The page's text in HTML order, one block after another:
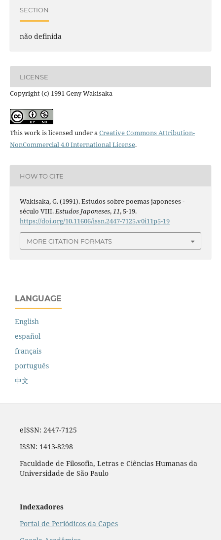
SECTION
não definida
LICENSE
Copyright (c) 1991 Geny Wakisaka
This work is licensed under aCreative Commons Attribution-
NonCommercial 4.0 International License.
HOW TO CITE
Wakisaka, G. (1991). Estudos sobre poemas japoneses -
século VIII.Estudos Japoneses,11, 5-19.
https://doi.org/10.11606/issn.2447-7125.v0i11p5-19
MORE CITATION FORMATS
LANGUAGE
English
español
français
português
中文
eISSN: 2447-7125
ISSN: 1413-8298
Faculdade de Filosofia, Letras e Ciências Humanas da
Universidade de São Paulo
Indexadores
Portal de Periódicos da Capes